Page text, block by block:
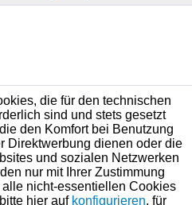
die für den technischen
sind und stets gesetzt
den Komfort bei Benutzung
Direktwerbung dienen oder die
und sozialen Netzwerken
nur mit Ihrer Zustimmung
nicht-essentiellen Cookies
hier auf konfigurieren, für